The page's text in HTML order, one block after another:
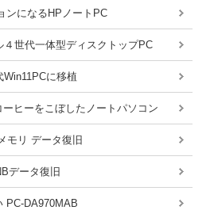
ンになるHPノートPC
世代一体型ディスクトップPC
に移植
ヒーをこぼしたノートパソコン
モリ データ復旧
データ復旧
PC-DA970MAB